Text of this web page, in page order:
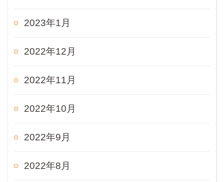
2023年1月
2022年12月
2022年11月
2022年10月
2022年9月
2022年8月